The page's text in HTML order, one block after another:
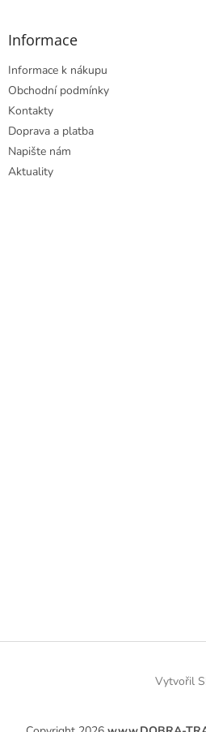
Informace
Informace k nákupu
Obchodní podmínky
Kontakty
Doprava a platba
Napište nám
Aktuality
Vytvořil